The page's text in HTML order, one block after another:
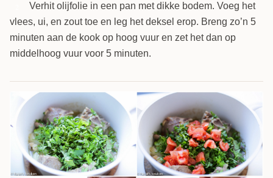
Verhit olijfolie in een pan met dikke bodem. Voeg het
vlees, ui, en zout toe en leg het deksel erop. Breng zo’n 5
minuten aan de kook op hoog vuur en zet het dan op
middelhoog vuur voor 5 minuten.